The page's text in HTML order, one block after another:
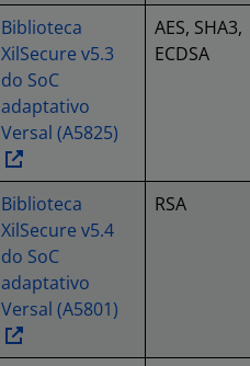
Biblioteca
XilSecure v5.3
do SoC
adaptativo
Versal (A5825)
AES, SHA3,
ECDSA
Biblioteca
XilSecure v5.4
do SoC
adaptativo
Versal (A5801)
RSA